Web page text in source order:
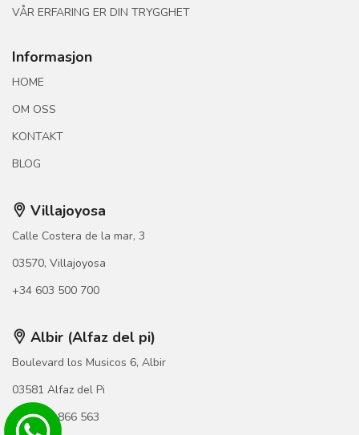
VÅR ERFARING ER DIN TRYGGHET
Informasjon
HOME
OM OSS
KONTAKT
BLOG
Villajoyosa
Calle Costera de la mar, 3
03570, Villajoyosa
+34 603 500 700
Albir (Alfaz del pi)
Boulevard los Musicos 6, Albir
03581 Alfaz del Pi
+34 966 866 563